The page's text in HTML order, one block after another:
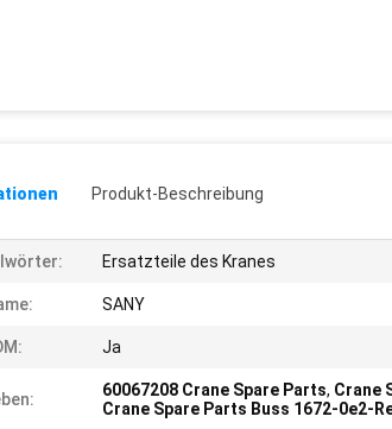
Produkt-Beschreibung
Ersatzteile des Kranes
SANY
Ja
60067208 Crane Spare Parts, Crane
Crane Spare Parts Buss 1672-0e2-